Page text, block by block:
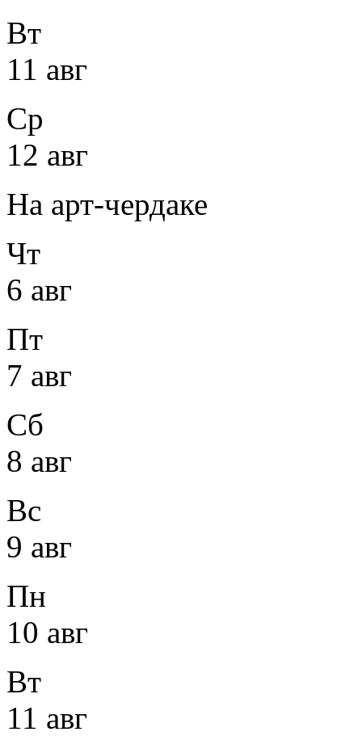
Вт
11 авг
Ср
12 авг
На арт-чердаке
Чт
6 авг
Пт
7 авг
Сб
8 авг
Вс
9 авг
Пн
10 авг
Вт
11 авг